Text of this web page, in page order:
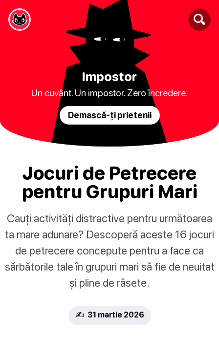
Impostor
Un cuvânt. Un impostor. Zero încredere.
Demască-ți prietenii
Jocuri de Petrecere
pentru Grupuri Mari
Cauți activități distractive pentru următoarea
ta mare adunare? Descoperă aceste 16 jocuri
de petrecere concepute pentru a face ca
sărbătorile tale în grupuri mari să fie de neuitat
și pline de râsete.
✍️ 31 martie 2026